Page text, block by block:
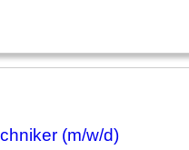
(m/w/d)